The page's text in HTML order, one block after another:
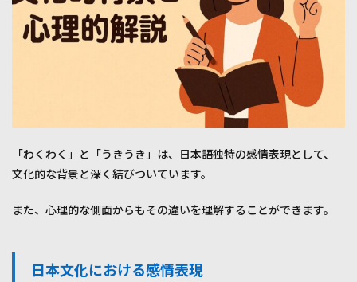
「わくわく」と「うきうき」は、日本語独特の感情表現として、
文化的な背景と深く結びついています。
また、心理的な側面からもその違いを理解することができます。
日本文化における感情表現